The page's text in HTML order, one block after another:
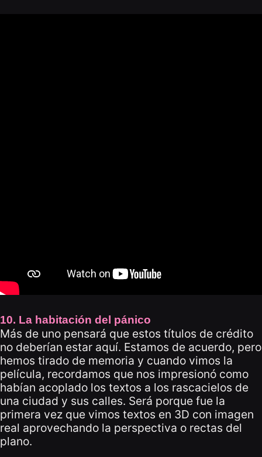
10. La habitación del pánico
Más de uno pensará que estos títulos de crédito
no deberían estar aquí. Estamos de acuerdo, pero
hemos tirado de memoria y cuando vimos la
película, recordamos que nos impresionó como
habían acoplado los textos a los rascacielos de
una ciudad y sus calles. Será porque fue la
primera vez que vimos textos en 3D con imagen
real aprovechando la perspectiva o rectas del
plano.